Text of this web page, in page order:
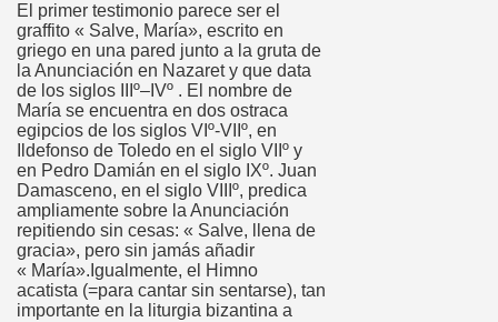
El primer testimonio parece ser el
graffito « Salve, María», escrito en
griego en una pared junto a la gruta de
la Anunciación en Nazaret y que data
de los siglos IIIº–IVº . El nombre de
María se encuentra en dos ostraca
egipcios de los siglos VIº-VIIº, en
Ildefonso de Toledo en el siglo VIIº y
en Pedro Damián en el siglo IXº. Juan
Damasceno, en el siglo VIIIº, predica
ampliamente sobre la Anunciación
repitiendo sin cesas: « Salve, llena de
gracia», pero sin jamás añadir
« María».Igualmente, el Himno
acatista (=para cantar sin sentarse), tan
importante en la liturgia bizantina a